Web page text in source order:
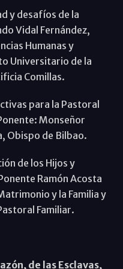
y desafíos de la
Vidal Fernández,
Humanas y
Universitario de la
Comillas.
para la Pastoral
Monseñor
Obispo de Bilbao.
de los Hijos y
Ramón Acosta
y la Familia y
Familiar.
de las Esclavas,